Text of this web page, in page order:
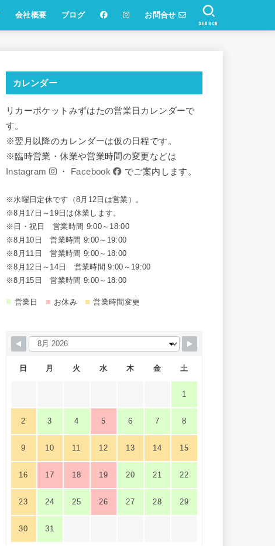
会社概要 ブログ お問合せ
SEARCH
カレンダー
リカーポケットみずはたの営業日カレンダーで
す。
※翌月以降のカレンダーは仮の日程です。
※臨時営業・休業や営業時間の変更などは
Instagram
・ Facebook でご案内します。
※水曜日定休です（8月12日は営業）。
※8月17日～19日は休業します。
※日・祝日 営業時間 9:00～18:00
※8月10日 営業時間 9:00～19:00
※8月11日 営業時間 9:00～18:00
※8月12日～14日 営業時間 9:00～19:00
※8月15日 営業時間 9:00～18:00
■ 営業日 ■ お休み ■ 営業時間変更
日 月 火 水 木 金 土
1
2 3 4 5 6 7 8
9 10 11 12 13 14 15
16 17 18 19 20 21 22
23 24 25 26 27 28 29
30 31